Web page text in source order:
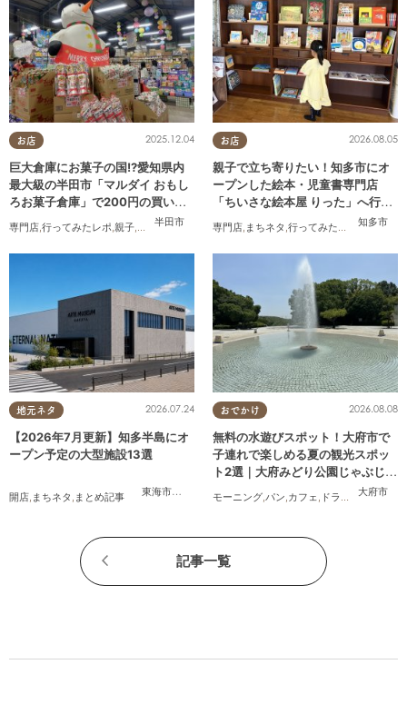
お店
半田市
2025.12.04
巨大倉庫にお菓子の国!?愛知県内
最大級の半田市「マルダイ おもし
ろお菓子倉庫」で200円の買い物
専門店 行ってみたレポ 親子 家族
お店
知多市
2026.08.05
親子で立ち寄りたい！知多市にオ
ープンした絵本・児童書専門店
「ちいさな絵本屋 りった」へ行っ
専門店 まちネタ 行ってみたレポ ,親子,家族
地元ネタ
東海市
,大府市 知多市,美浜町 南知多町
2026.07.24
【2026年7月更新】知多半島にオ
ープン予定の大型施設13選
開店 まちネタ まとめ記事
おでかけ
大府市
2026.08.08
無料の水遊びスポット！大府市で
子連れで楽しめる夏の観光スポッ
ト2選｜大府みどり公園じゃぶじゃ
モーニング パン カフェ ドライブ ,観光,
記事一覧